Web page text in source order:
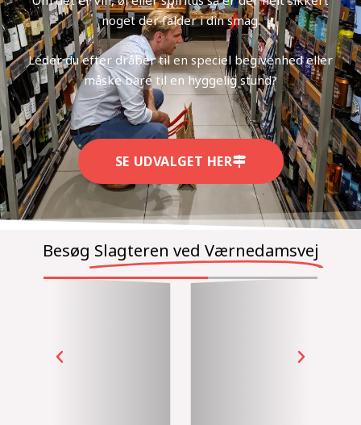
noget der falder i din smag.
Leder du efter dråber til en speciel begivenhed eller
måske bare til en hyggelig stund?
SE UDVALGET HER
Besøg Slagteren ved Værnedamsvej